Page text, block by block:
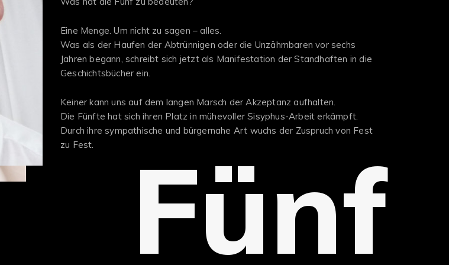
Eine Menge. Um nicht zu sagen – alles.
Was als der Haufen der Abtrünnigen oder die Unzähmbaren vor sechs
Jahren begann, schreibt sich jetzt als Manifestation der Standhaften in die
Geschichtsbücher ein.
Keiner kann uns auf dem langen Marsch der Akzeptanz aufhalten.
Die Fünfte hat sich ihren Platz in mühevoller Sisyphus-Arbeit erkämpft.
Durch ihre sympathische und bürgernahe Art wuchs der Zuspruch von Fest
zu Fest.
Fünf